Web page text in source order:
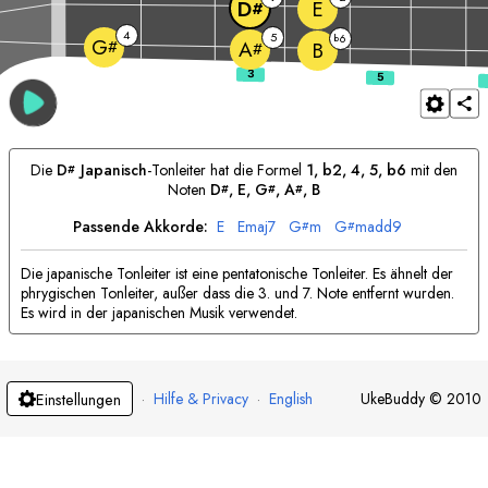
G# 4
A# 5 B b6
D# E
Die D# Japanisch-Tonleiter hat die Formel 1, b2, 4, 5, b6 mit den
Noten D#, E, G#, A#, B
Passende Akkorde: E Emaj7 G#m G#madd9
Die japanische Tonleiter ist eine pentatonische Tonleiter. Es ähnelt der
phrygischen Tonleiter, außer dass die 3. und 7. Note entfernt wurden.
Es wird in der japanischen Musik verwendet.
Einstellungen · Hilfe & Privacy · English UkeBuddy © 2010